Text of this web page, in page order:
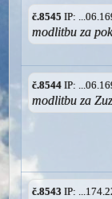
č.8545 IP:
modlitbu za
č.8544 IP:
modlitbu za
č.8543 IP: